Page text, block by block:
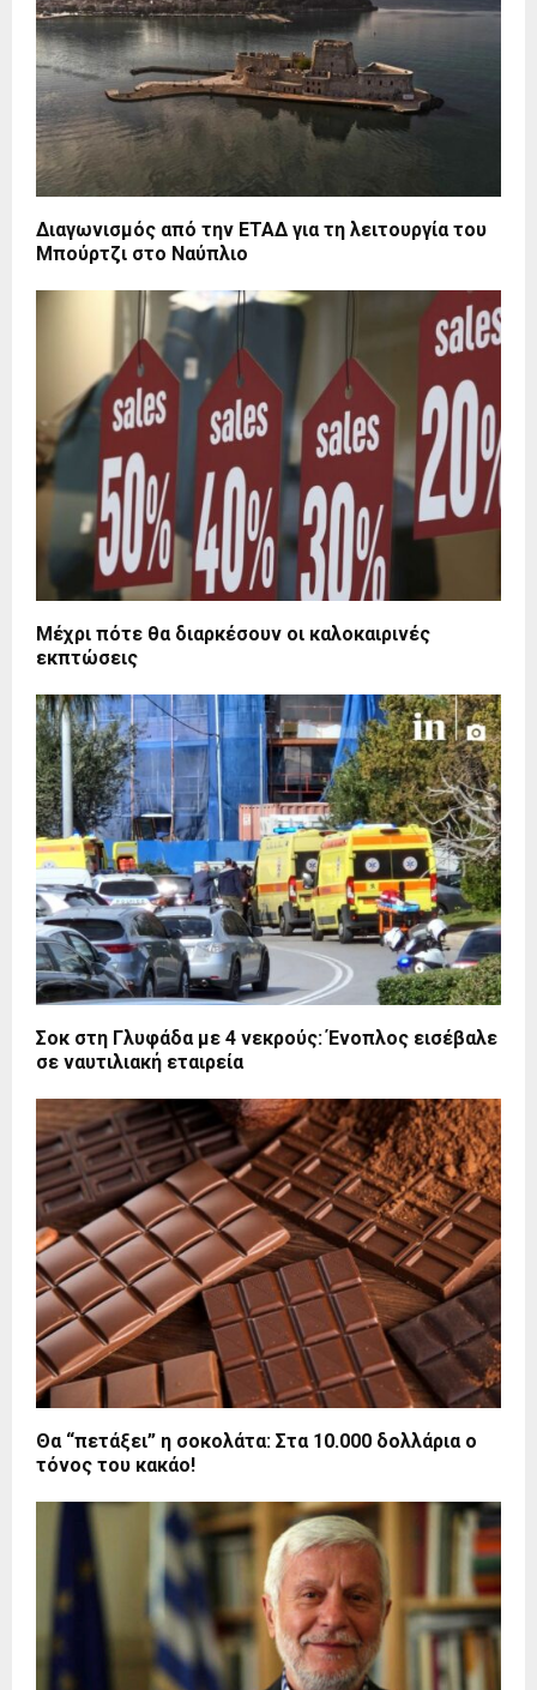
Διαγωνισμός από την ΕΤΑΔ για τη λειτουργία του
Μπούρτζι στο Ναύπλιο
Μέχρι πότε θα διαρκέσουν οι καλοκαιρινές
εκπτώσεις
Σοκ στη Γλυφάδα με 4 νεκρούς: Ένοπλος εισέβαλε
σε ναυτιλιακή εταιρεία
Θα “πετάξει” η σοκολάτα: Στα 10.000 δολλάρια ο
τόνος του κακάο!